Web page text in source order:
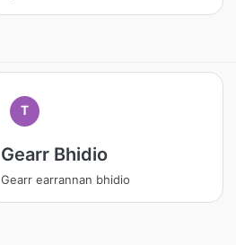
T
Gearr Bhidio
Gearr earrannan bhidio